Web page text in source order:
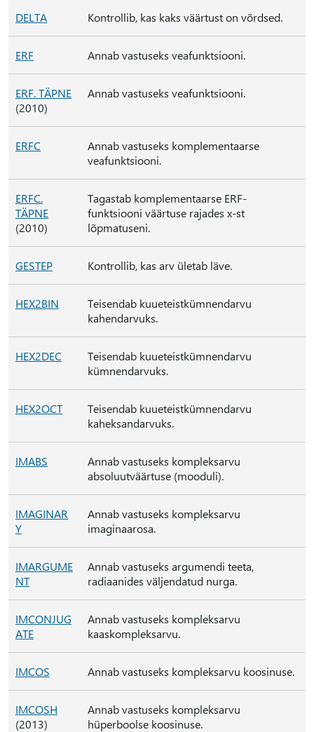
DELTA Kontrollib, kas kaks väärtust on võrdsed.
ERF Annab vastuseks veafunktsiooni.
ERF. TÄPNE
(2010)
Annab vastuseks veafunktsiooni.
ERFC
Annab vastuseks komplementaarse
veafunktsiooni.
ERFC.
TÄPNE
(2010)
Tagastab komplementaarse ERF-
funktsiooni väärtuse rajades x-st
lõpmatuseni.
GESTEP Kontrollib, kas arv ületab läve.
HEX2BIN
Teisendab kuueteistkümnendarvu
kahendarvuks.
HEX2DEC
Teisendab kuueteistkümnendarvu
kümnendarvuks.
HEX2OCT
Teisendab kuueteistkümnendarvu
kaheksandarvuks.
IMABS
Annab vastuseks kompleksarvu
absoluutväärtuse (mooduli).
IMAGINAR
Y
Annab vastuseks kompleksarvu
imaginaarosa.
IMARGUME
NT
Annab vastuseks argumendi teeta,
radiaanides väljendatud nurga.
IMCONJUG
ATE
Annab vastuseks kompleksarvu
kaaskompleksarvu.
IMCOS Annab vastuseks kompleksarvu koosinuse.
IMCOSH
(2013)
Annab vastuseks kompleksarvu
hüperboolse koosinuse.